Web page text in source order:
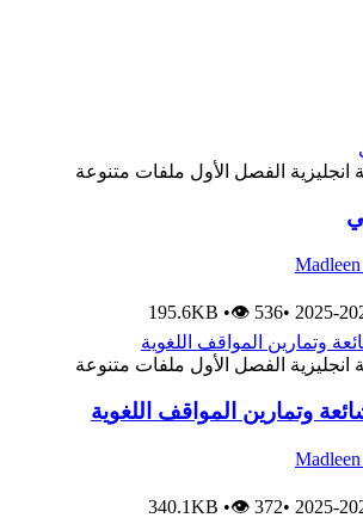
انجليزية الفصل الأول ملفات متنوعة
2025-
•
195.6KB •👁 536
انجليزية الفصل الأول ملفات متنوعة
وتمارين المواقف اللغوية
2025-
•
340.1KB •👁 372